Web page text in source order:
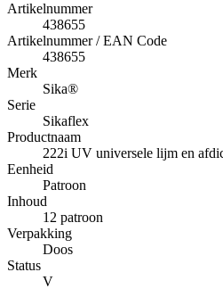
Artikelnummer
438655
Artikelnummer / EAN Code
438655
Merk
Sika®
Serie
Sikaflex
Productnaam
222i UV universele lijm en
Eenheid
Patroon
Inhoud
12 patroon
Verpakking
Doos
Status
V